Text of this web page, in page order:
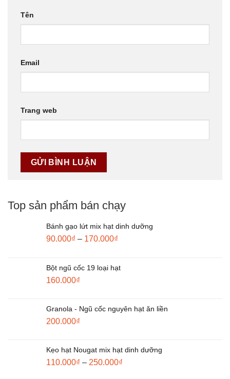
Tên
Email
Trang web
Top sản phẩm bán chạy
Bánh gạo lứt mix hạt dinh dưỡng
90.000₫ – 170.000₫
Bột ngũ cốc 19 loại hạt
160.000₫
Granola - Ngũ cốc nguyên hạt ăn liền
200.000₫
Kẹo hạt Nougat mix hạt dinh dưỡng
110.000₫ – 250.000₫